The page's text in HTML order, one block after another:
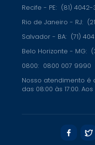
Recife - PE: (81) 4042-
Rio de Janeiro - RJ:
Salvador - BA: (71)
Belo Horizonte - MG:
0800: 0800 007 9990
Nosso atendimento
das 08:00 às 17:00.